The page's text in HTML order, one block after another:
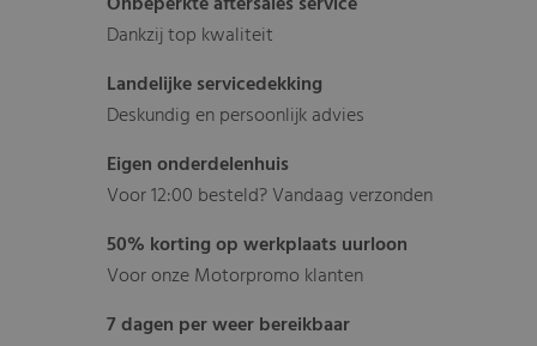
Dankzij top kwaliteit
Landelijke servicedekking
Deskundig en persoonlijk advies
Eigen onderdelenhuis
Voor 12:00 besteld? Vandaag verzonden
50% korting op werkplaats uurloon
Voor onze Motorpromo klanten
7 dagen per weer bereikbaar